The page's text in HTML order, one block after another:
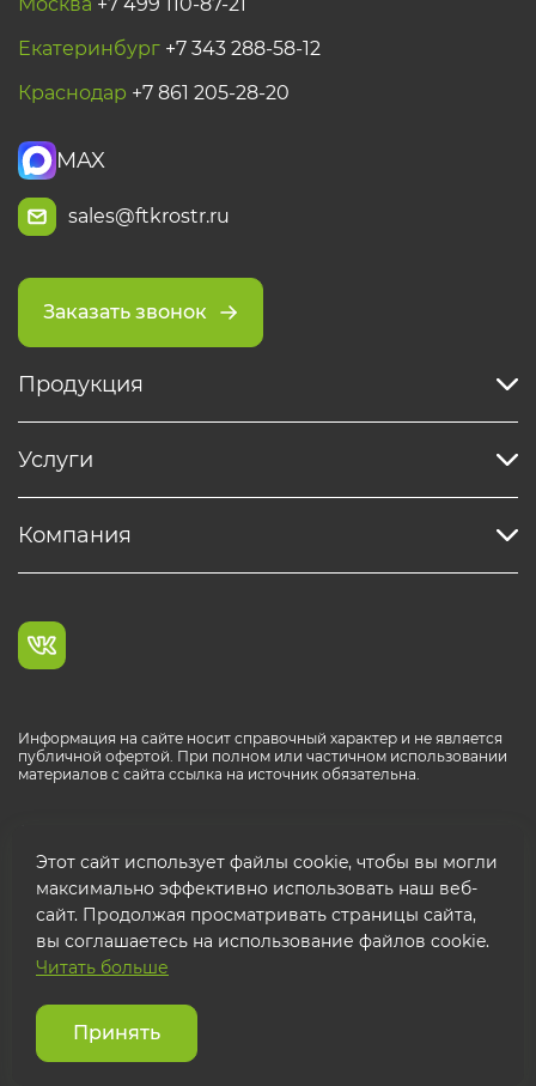
Екатеринбург +7 343 288-58-12
Краснодар +7 861 205-28-20
MAX
sales@ftkrostr.ru
Заказать звонок
Продукция
Услуги
Компания
Информация на сайте носит справочный характер и не является
публичной офертой. При полном или частичном использовании
материалов с сайта ссылка на источник обязательна.
© 2026 ООО "ФТК РОСТР"
Защита персональных данных
Использование cookies
Этот сайт использует файлы cookie, чтобы вы могли
максимально эффективно использовать наш веб-
сайт. Продолжая просматривать страницы сайта,
вы соглашаетесь на использование файлов cookie.
Читать больше
Принять